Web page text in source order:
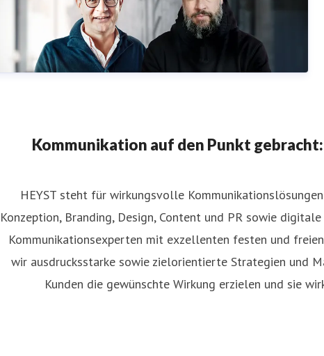
Kommunikation auf den Punkt
HEYST steht für wirkungsvolle
Konzeption, Branding, Design, Content und PR sowie
Kommunikationsexperten mit exzellenten festen und
wir ausdrucksstarke sowie zielorientierte Strategien und
Kunden die gewünschte Wirkung erzielen und sie